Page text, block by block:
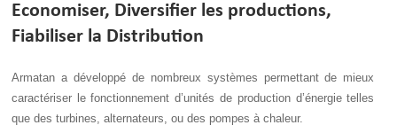
Economiser, Diversifier les productions,
Fiabiliser la Distribution
Armatan a développé de nombreux systèmes permettant de mieux
caractériser le fonctionnement d’unités de production d’énergie telles
que des turbines, alternateurs, ou des pompes à chaleur.